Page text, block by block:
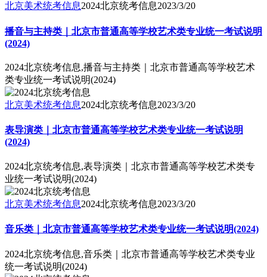
北京美术统考信息2024北京统考信息2023/3/20
播音与主持类｜北京市普通高等学校艺术类专业统一考试说明
(2024)
2024北京统考信息,播音与主持类｜北京市普通高等学校艺术
类专业统一考试说明(2024)
北京美术统考信息2024北京统考信息2023/3/20
表导演类｜北京市普通高等学校艺术类专业统一考试说明
(2024)
2024北京统考信息,表导演类｜北京市普通高等学校艺术类专
业统一考试说明(2024)
北京美术统考信息2024北京统考信息2023/3/20
音乐类｜北京市普通高等学校艺术类专业统一考试说明(2024)
2024北京统考信息,音乐类｜北京市普通高等学校艺术类专业
统一考试说明(2024)